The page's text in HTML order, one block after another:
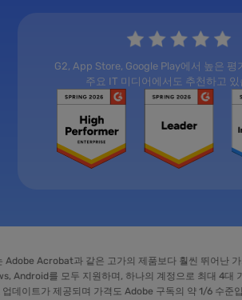
G2, App Store, Google Play에서 높은 평
주요 IT 미디어에서도 추천하고 있
과 같은 고가의 제품보다 훨씬 뛰어난 가치를 제
를 모두 지원하며, 하나의 계정으로 최대 4대 기기에서
제공되며 가격도 Adobe 구독의 약 1/6 수준입니다.